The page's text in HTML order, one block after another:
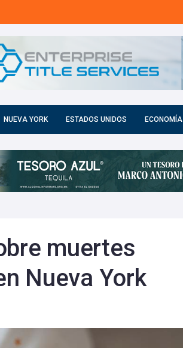
NUEVA YORK ESTADOS UNIDOS ECONOMÍA
muertes
Nueva York